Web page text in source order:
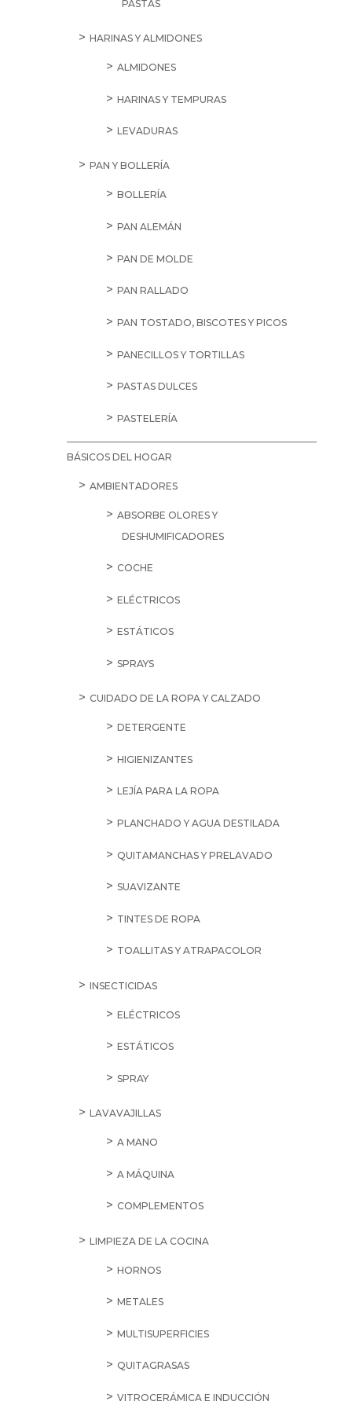
PASTAS
HARINAS Y ALMIDONES
ALMIDONES
HARINAS Y TEMPURAS
LEVADURAS
PAN Y BOLLERÍA
BOLLERÍA
PAN ALEMÁN
PAN DE MOLDE
PAN RALLADO
PAN TOSTADO, BISCOTES Y PICOS
PANECILLOS Y TORTILLAS
PASTAS DULCES
PASTELERÍA
BÁSICOS DEL HOGAR
AMBIENTADORES
ABSORBE OLORES Y
DESHUMIFICADORES
COCHE
ELÉCTRICOS
ESTÁTICOS
SPRAYS
CUIDADO DE LA ROPA Y CALZADO
DETERGENTE
HIGIENIZANTES
LEJÍA PARA LA ROPA
PLANCHADO Y AGUA DESTILADA
QUITAMANCHAS Y PRELAVADO
SUAVIZANTE
TINTES DE ROPA
TOALLITAS Y ATRAPACOLOR
INSECTICIDAS
ELÉCTRICOS
ESTÁTICOS
SPRAY
LAVAVAJILLAS
A MANO
A MÁQUINA
COMPLEMENTOS
LIMPIEZA DE LA COCINA
HORNOS
METALES
MULTISUPERFICIES
QUITAGRASAS
VITROCERÁMICA E INDUCCIÓN